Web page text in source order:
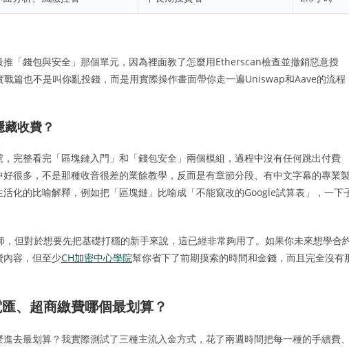
「錢包與安全」那個單元，因為裡面教了怎麼用Etherscan檢查並撤銷惡意授
篇也不是叫你亂投錢，而是用實際操作畫面帶你走一遍Uniswap和Aave的流程
收費？
完整看完「區塊鏈入門」和「錢包安全」兩個模組，過程中沒有任何跳出付費
很多，不是那種收音很差的業餘教學，反而是有章節分段、有中文字幕的專業
化的比喻解釋，例如把「區塊鏈」比喻成「不能竄改的Google試算表」，一下
但對於想要先把基礎打穩的新手來說，這已經非常夠用了。如果你未來想學合
內容，但至少CH加密中心學院幫你省下了前期摸索的時間和金錢，而且完全沒有
、超商繳費哪個最划算？
去最划算？我實際測試了三種主流入金方式，花了兩週時間把每一種的手續費